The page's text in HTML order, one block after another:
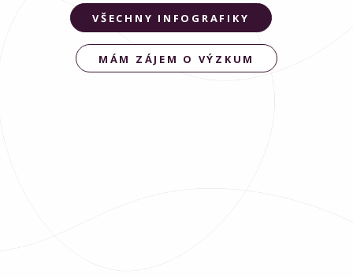
VŠECHNY INFOGRAFIKY
MÁM ZÁJEM O VÝZKUM